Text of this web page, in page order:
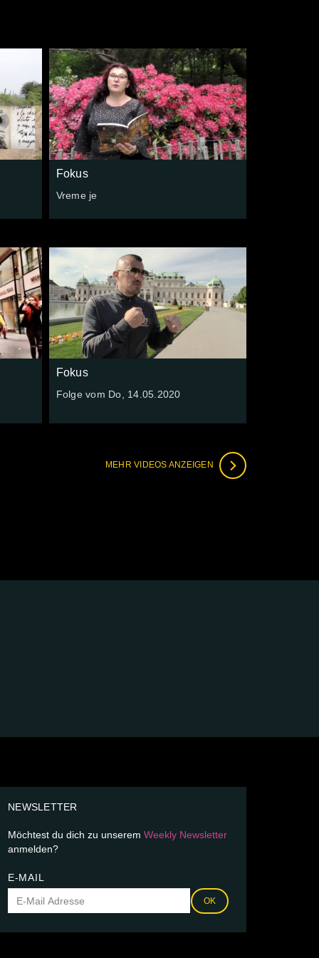
Fokus
Vreme je
Fokus
Folge vom Do, 14.05.2020
MEHR VIDEOS ANZEIGEN
NEWSLETTER
Möchtest du dich zu unserem Weekly Newsletter
anmelden?
E-MAIL
OK